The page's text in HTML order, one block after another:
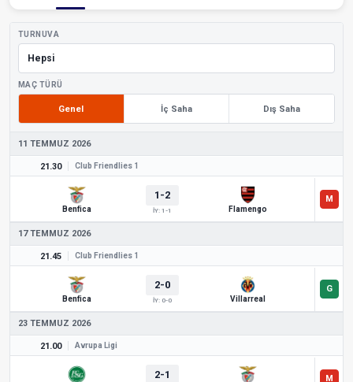
TURNUVA
MAÇ TÜRÜ
Genel İç Saha Dış Saha
11 TEMMUZ 2026
21.30 Club Friendlies 1
Benfica
1-2
İY: 1-1 Flamengo
17 TEMMUZ 2026
21.45 Club Friendlies 1
Benfica
2-0
İY: 0-0 Villarreal
23 TEMMUZ 2026
21.00 Avrupa Ligi
2-1